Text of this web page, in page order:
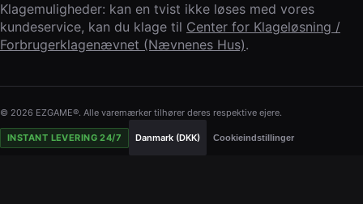
Klagemuligheder: kan en tvist ikke løses med vores
kundeservice, kan du klage til Center for Klageløsning /
Forbrugerklagenævnet (Nævnenes Hus).
© 2026 EZGAME®. Alle varemærker tilhører deres respektive ejere.
INSTANT LEVERING 24/7 Danmark (DKK) Cookieindstillinger